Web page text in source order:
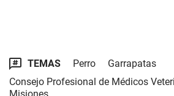
TEMAS Perro
Garrapatas
Consejo Profesional de Médicos